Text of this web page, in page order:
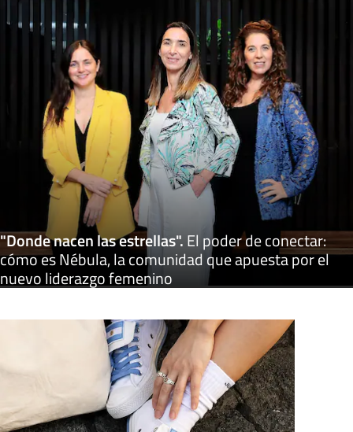
"Donde nacen las estrellas".El poder de conectar:
cómo es Nébula, la comunidad que apuesta por el
nuevo liderazgo femenino